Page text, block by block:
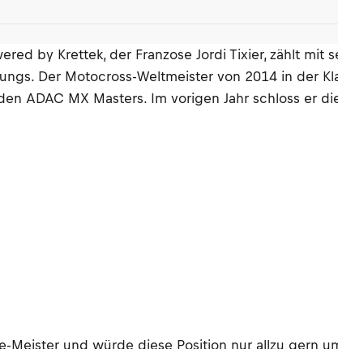
by Krettek, der Franzose Jordi Tixier, zählt
Der Motocross-Weltmeister von 2014 in der
ADAC MX Masters. Im vorigen Jahr schloss er
Meister und würde diese Position nur allzu gern